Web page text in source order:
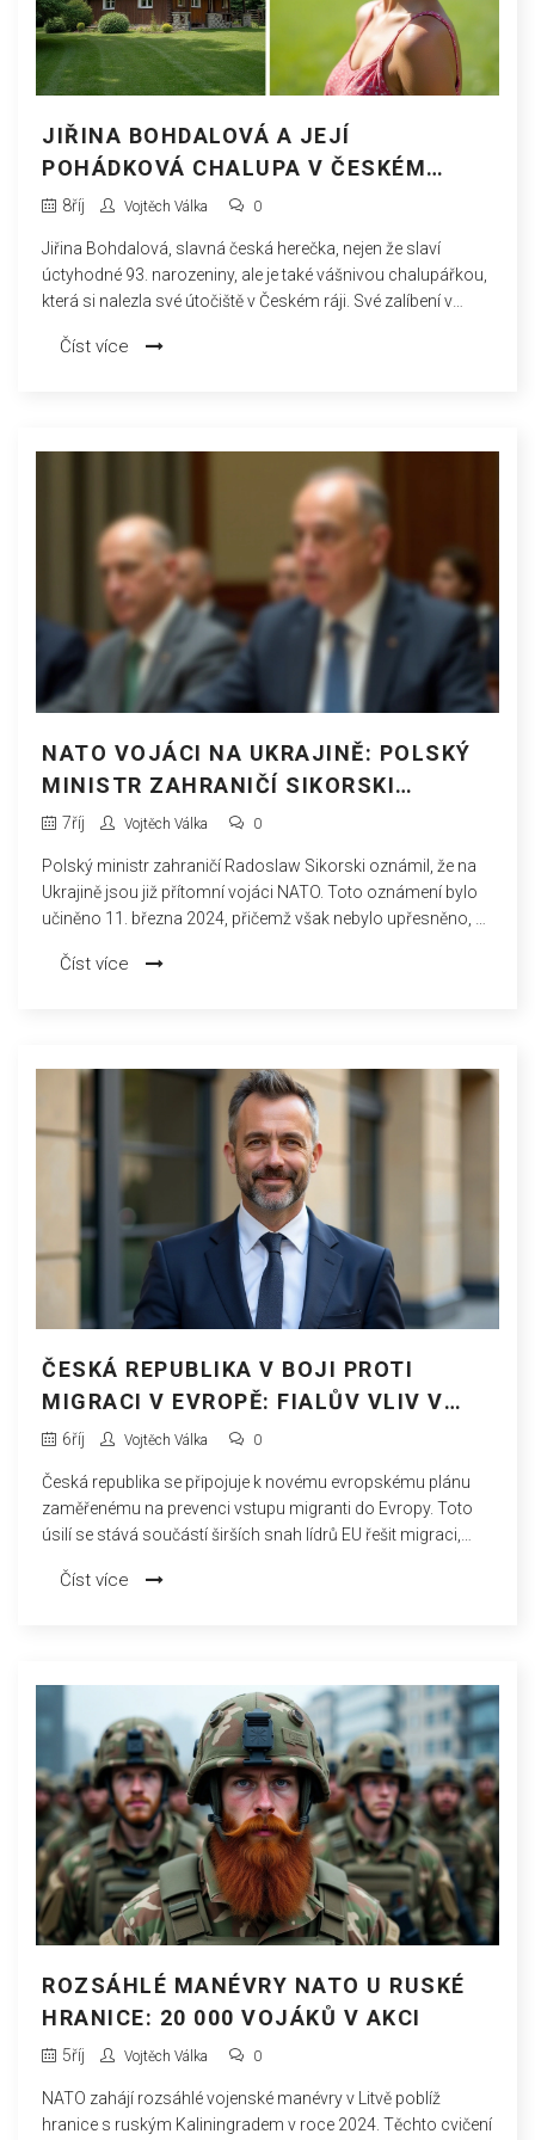
JIŘINA BOHDALOVÁ A JEJÍ
POHÁDKOVÁ CHALUPA V ČESKÉM
RÁJI: ÚTOČIŠTĚ MIMO CIVILIZACI
8říj Vojtěch Válka 0
Jiřina Bohdalová, slavná česká herečka, nejen že slaví
úctyhodné 93. narozeniny, ale je také vášnivou chalupářkou,
která si nalezla své útočiště v Českém ráji. Své zalíbení v
výsledkem dlouhodobého hledání a ohromné lásky k
Číst více
NATO VOJÁCI NA UKRAJINĚ: POLSKÝ
MINISTR ZAHRANIČÍ SIKORSKI
ODHALUJE SITUACI
7říj Vojtěch Válka 0
Polský ministr zahraničí Radoslaw Sikorski oznámil, že na
Ukrajině jsou již přítomní vojáci NATO. Toto oznámení bylo
učiněno 11. března 2024, přičemž však nebylo upřesněno, ze
těchto vojáků zůstávají nejasné a Sikorski nadále neposkytl
Číst více
ČESKÁ REPUBLIKA V BOJI PROTI
MIGRACI V EVROPĚ: FIALŮV VLIV V
BRUSELU A NOVÝ PLÁN EU
6říj Vojtěch Válka 0
Česká republika se připojuje k novému evropskému plánu
zaměřenému na prevenci vstupu migranti do Evropy. Toto
úsilí se stává součástí širších snah lídrů EU řešit migraci,
směřujícími k udržení ukrajinských státních funkcí uprostřed
Číst více
ROZSÁHLÉ MANÉVRY NATO U RUSKÉ
HRANICE: 20 000 VOJÁKŮ V AKCI
5říj Vojtěch Válka 0
NATO zahájí rozsáhlé vojenské manévry v Litvě poblíž
hranice s ruským Kaliningradem v roce 2024. Těchto cvičení